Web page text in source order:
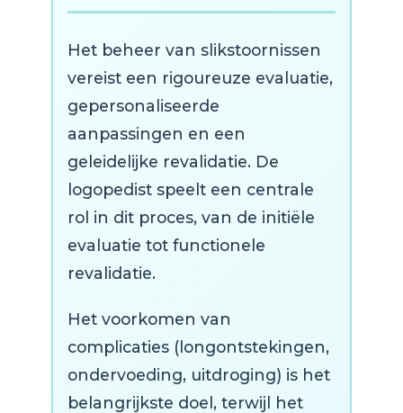
Het beheer van slikstoornissen
vereist een rigoureuze evaluatie,
gepersonaliseerde
aanpassingen en een
geleidelijke revalidatie. De
logopedist speelt een centrale
rol in dit proces, van de initiële
evaluatie tot functionele
revalidatie.
Het voorkomen van
complicaties (longontstekingen,
ondervoeding, uitdroging) is het
belangrijkste doel, terwijl het